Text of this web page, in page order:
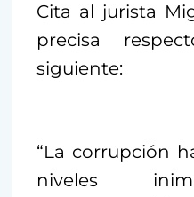
Cita al jurista
precisa
siguiente:
“La corrupción
niveles